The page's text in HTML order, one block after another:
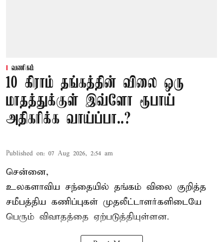
வணிகம்
10 கிராம் தங்கத்தின் விலை ஒரு
மாதத்துக்குள் இவ்ளோ ரூபாய்
அதிகரிக்க வாய்ப்பா..?
Published on: 07 Aug 2026, 2:54 am
சென்னை,
உலகளாவிய சந்தையில் தங்கம் விலை குறித்த
சமீபத்திய கணிப்புகள் முதலீட்டாளர்களிடையே
பெரும் விவாதத்தை ஏற்படுத்தியுள்ளன.